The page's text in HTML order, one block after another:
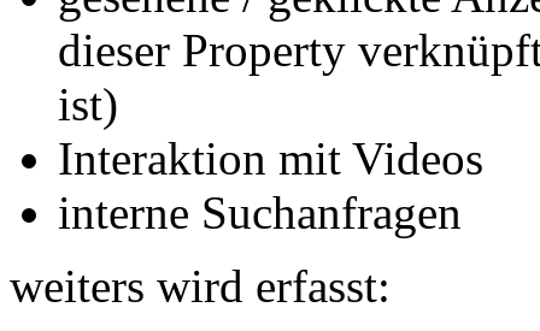
dieser Property
ist)
Interaktion mit Videos
interne Suchanfragen
weiters wird erfasst: